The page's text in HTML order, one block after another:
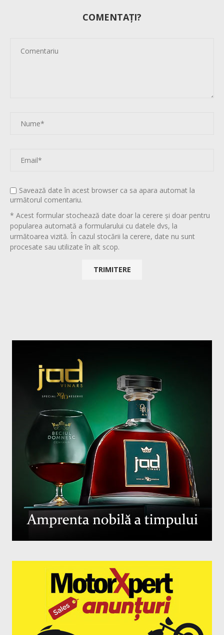
COMENTAȚI?
Savează date în acest browser ca sa apara automat la
următorul comentariu.
* Acest formular stochează date doar la cerere și doar pentru
popularea automată a formularului cu datele dvs, la
următoarea vizită. În cazul stocării la cerere, date nu sunt
procesate sau utilizate în alt scop.